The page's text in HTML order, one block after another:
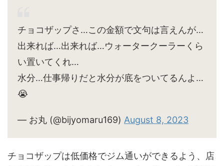
チョコザップさ…この金額で文句は言えんが…
出来れば…出来れば…ウォータークーラーくら
い置いてくれ…
水分…仕事帰りだと水分が底をついてるんよ…
😭
— お丸 (@bijyomaru169) August 8, 2023
チョコザップは低価格でジム通いができるよう、店